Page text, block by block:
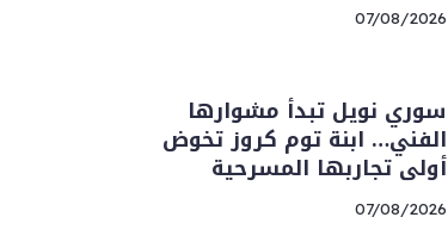
07/08/2026
سوري نويل تبدأ مشوارها
الفني… ابنة توم كروز تخوض
أولى تجاربها المسرحية
07/08/2026